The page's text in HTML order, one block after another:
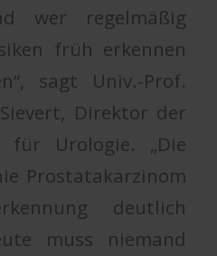
wer regelmäßig
früh erkennen
sagt Univ.-Prof.
Direktor der
für Urologie. „Die
Prostatakarzinom
deutlich
muss niemand